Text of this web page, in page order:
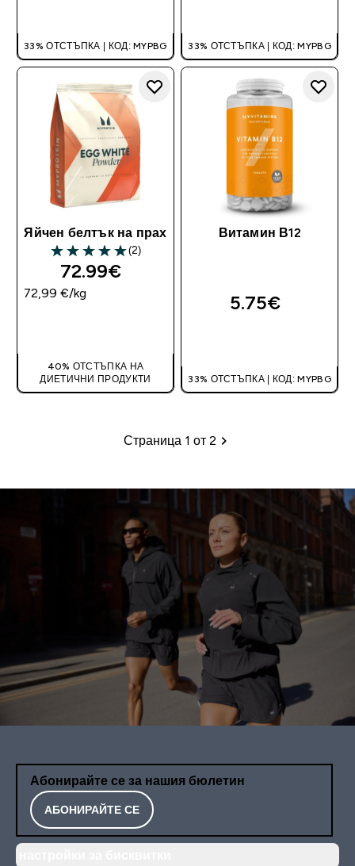
33% ОТСТЪПКА | КОД: MYPBG 33% ОТСТЪПКА | КОД: MYPBG
Яйчен белтък на прах
5 out of 5 stars
(2)
72.99€‎
72,99 €‎/kg
40% ОТСТЪПКА НА
ДИЕТИЧНИ ПРОДУКТИ
Витамин В12
5.75€‎
33% ОТСТЪПКА | КОД: MYPBG
Пагинация
Страница 1 от 2
Абонирайте се за нашия бюлетин
АБОНИРАЙТЕ СЕ